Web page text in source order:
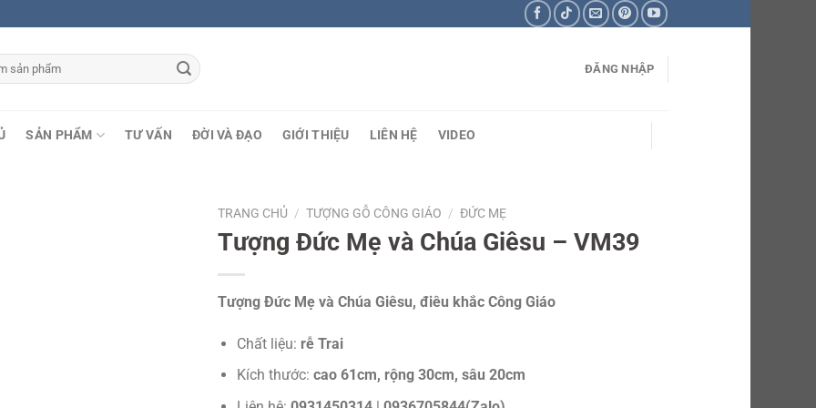
ĐĂNG NHẬP
SẢN PHẨM TƯ VẤN ĐỜI VÀ ĐẠO GIỚI THIỆU LIÊN HỆ VIDEO
TRANG CHỦ / TƯỢNG GỖ CÔNG GIÁO / ĐỨC MẸ
Tượng Đức Mẹ và Chúa Giêsu – VM39
Tượng Đức Mẹ và Chúa Giêsu, điêu khắc Công Giáo
Chất liệu: rễ Trai
Kích thước: cao 61cm, rộng 30cm, sâu 20cm